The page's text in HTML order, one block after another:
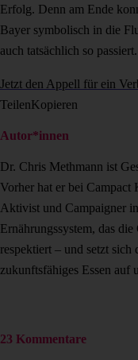
Erfolg. Denn am Ende
Bayer symbolisch in die
auch tatsächlich so passiert.
Jetzt den Appell für ein
TeilenKopieren
Autor*innen
Dr. Chris Methmann ist
Vorher hat er bei Campact
Aktivist und Campaigner
Ernährungssystem, das
respektiert – und setzt sich
zukunftsfähiges Essen auf
23 Kommentare